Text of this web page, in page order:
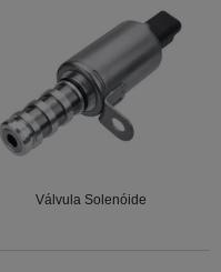
Válvula Solenóide